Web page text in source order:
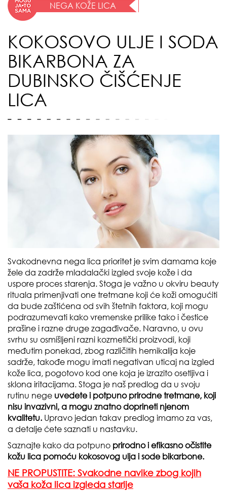
NEGA KOŽE LICA
KOKOSOVO ULJE I SODA
BIKARBONA ZA
DUBINSKO ČIŠĆENJE
LICA
Svakodnevna nega lica prioritet je svim damama koje
žele da zadrže mladalački izgled svoje kože i da
uspore proces starenja. Stoga je važno u okviru beauty
rituala primenjivati one tretmane koji će koži omogućiti
da bude zaštićena od svih štetnih faktora, koji mogu
podrazumevati kako vremenske prilike tako i čestice
prašine i razne druge zagađivače. Naravno, u ovu
svrhu su osmišljeni razni kozmetički proizvodi, koji
međutim ponekad, zbog različitih hemikalija koje
sadrže, takođe mogu imati negativan uticaj na izgled
kože lica, pogotovo kod one koja je izrazito osetljiva i
sklona iritacijama. Stoga je naš predlog da u svoju
rutinu nege uvedete i potpuno prirodne tretmane, koji
nisu invazivni, a mogu znatno doprineti njenom
kvalitetu. Upravo jedan takav predlog imamo za vas,
a detalje ćete saznati u nastavku.
Saznajte kako da potpuno prirodno i efikasno očistite
kožu lica pomoću kokosovog ulja i sode bikarbone.
NE PROPUSTITE: Svakodne navike zbog kojih
vaša koža lica izgleda starije